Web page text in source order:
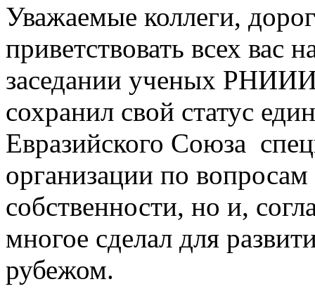
Уважаемые коллеги,
приветствовать всех вас
заседании ученых
сохранил свой статус
Евразийского Союза
организации по вопросам
собственности, но и,
многое сделал для
рубежом.